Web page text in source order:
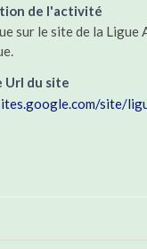
de l'activité
sur le site de la
Url du site
site/